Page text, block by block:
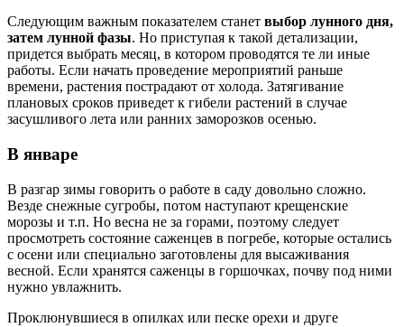
Следующим важным показателем станет выбор лунного дня,
затем лунной фазы. Но приступая к такой детализации,
придется выбрать месяц, в котором проводятся те ли иные
работы. Если начать проведение мероприятий раньше
времени, растения пострадают от холода. Затягивание
плановых сроков приведет к гибели растений в случае
засушливого лета или ранних заморозков осенью.
В январе
В разгар зимы говорить о работе в саду довольно сложно.
Везде снежные сугробы, потом наступают крещенские
морозы и т.п. Но весна не за горами, поэтому следует
просмотреть состояние саженцев в погребе, которые остались
с осени или специально заготовлены для высаживания
весной. Если хранятся саженцы в горшочках, почву под ними
нужно увлажнить.
Проклюнувшиеся в опилках или песке орехи и друге